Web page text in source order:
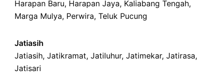
Harapan Baru, Harapan Jaya, Kaliabang Tengah,
Marga Mulya, Perwira, Teluk Pucung
Jatiasih
Jatiasih, Jatikramat, Jatiluhur, Jatimekar, Jatirasa,
Jatisari